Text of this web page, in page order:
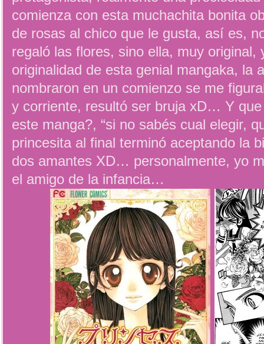
comienza con esta muchachita bonita
de rosas al chico que le gusta, así es,
regaló las flores, sino ella, muy original,
originalidad de esta genial mangaka, la
nombraron en un comienzo se me
y corriente, resultó ser bruja xD… Y
este manga?, “si no sabés cual elegir,
princesita al final terminó aceptando la
dos amantes XD… personalmente, yo
el amigo de la infancia…